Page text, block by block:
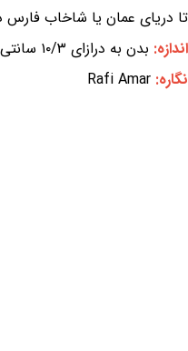
تا دریای عمان یا شاخاب فارس
اندازه: بدن به درازای ۱۰/۳ سانتی‌متر
نگاره: Rafi Amar